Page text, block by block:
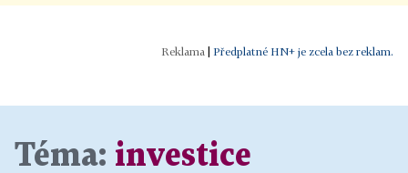
Předplatné HN+ je zcela bez reklam.
Téma: investice